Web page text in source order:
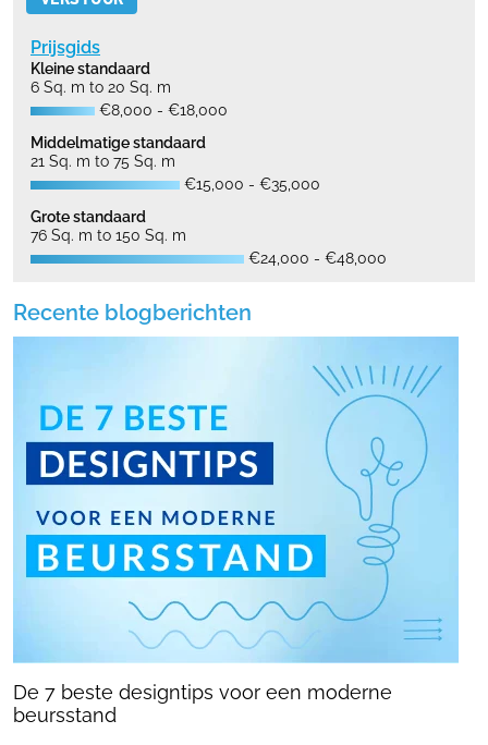
Prijsgids
Kleine standaard
6 Sq. m to 20 Sq. m
€8,000 - €18,000
Middelmatige standaard
21 Sq. m to 75 Sq. m
€15,000 - €35,000
Grote standaard
76 Sq. m to 150 Sq. m
€24,000 - €48,000
Recente blogberichten
De 7 beste designtips voor een moderne
beursstand